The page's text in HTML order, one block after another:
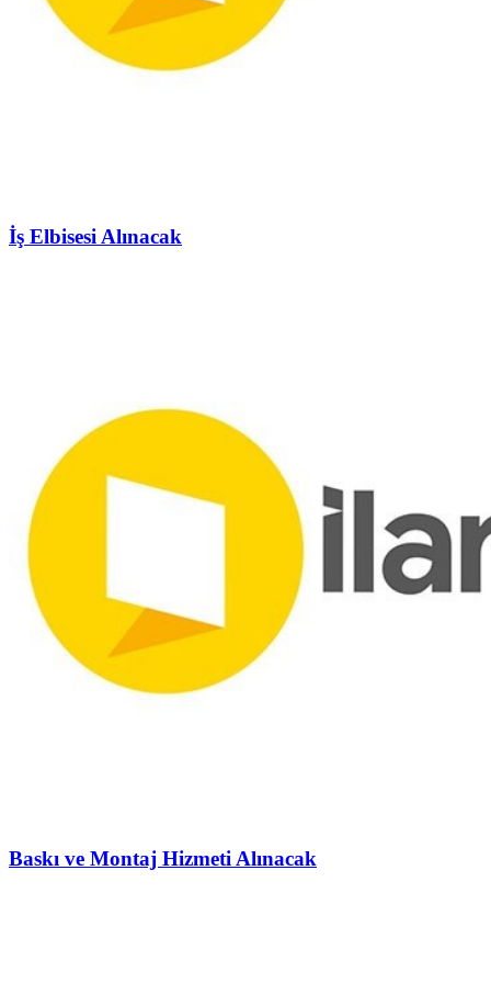
İş Elbisesi Alınacak
Baskı ve Montaj Hizmeti Alınacak